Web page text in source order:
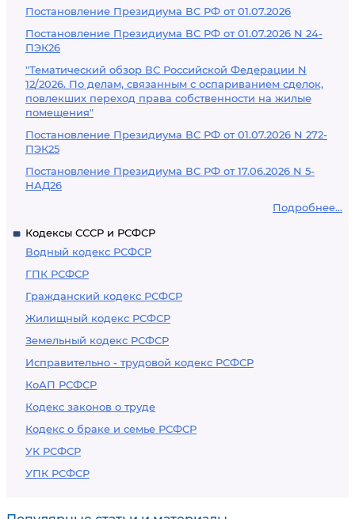
Постановление Президиума ВС РФ от 01.07.2026
Постановление Президиума ВС РФ от 01.07.2026 N 24-
ПЭК26
"Тематический обзор ВС Российской Федерации N
12/2026. По делам, связанным с оспариванием сделок,
повлекших переход права собственности на жилые
помещения"
Постановление Президиума ВС РФ от 01.07.2026 N 272-
ПЭК25
Постановление Президиума ВС РФ от 17.06.2026 N 5-
НАД26
Подробнее...
Кодексы СССР и РСФСР
Водный кодекс РСФСР
ГПК РСФСР
Гражданский кодекс РСФСР
Жилищный кодекс РСФСР
Земельный кодекс РСФСР
Исправительно - трудовой кодекс РСФСР
КоАП РСФСР
Кодекс законов о труде
Кодекс о браке и семье РСФСР
УК РСФСР
УПК РСФСР